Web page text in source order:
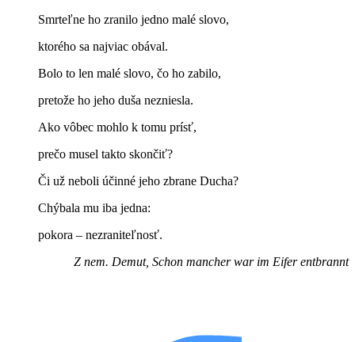
Smrteľne ho zranilo jedno malé slovo,
ktorého sa najviac obával.
Bolo to len malé slovo, čo ho zabilo,
pretože ho jeho duša nezniesla.
Ako vôbec mohlo k tomu prísť,
prečo musel takto skončiť?
Či už neboli účinné jeho zbrane Ducha?
Chýbala mu iba jedna:
pokora – nezraniteľnosť.
Z nem. Demut, Schon mancher war im Eifer entbrannt